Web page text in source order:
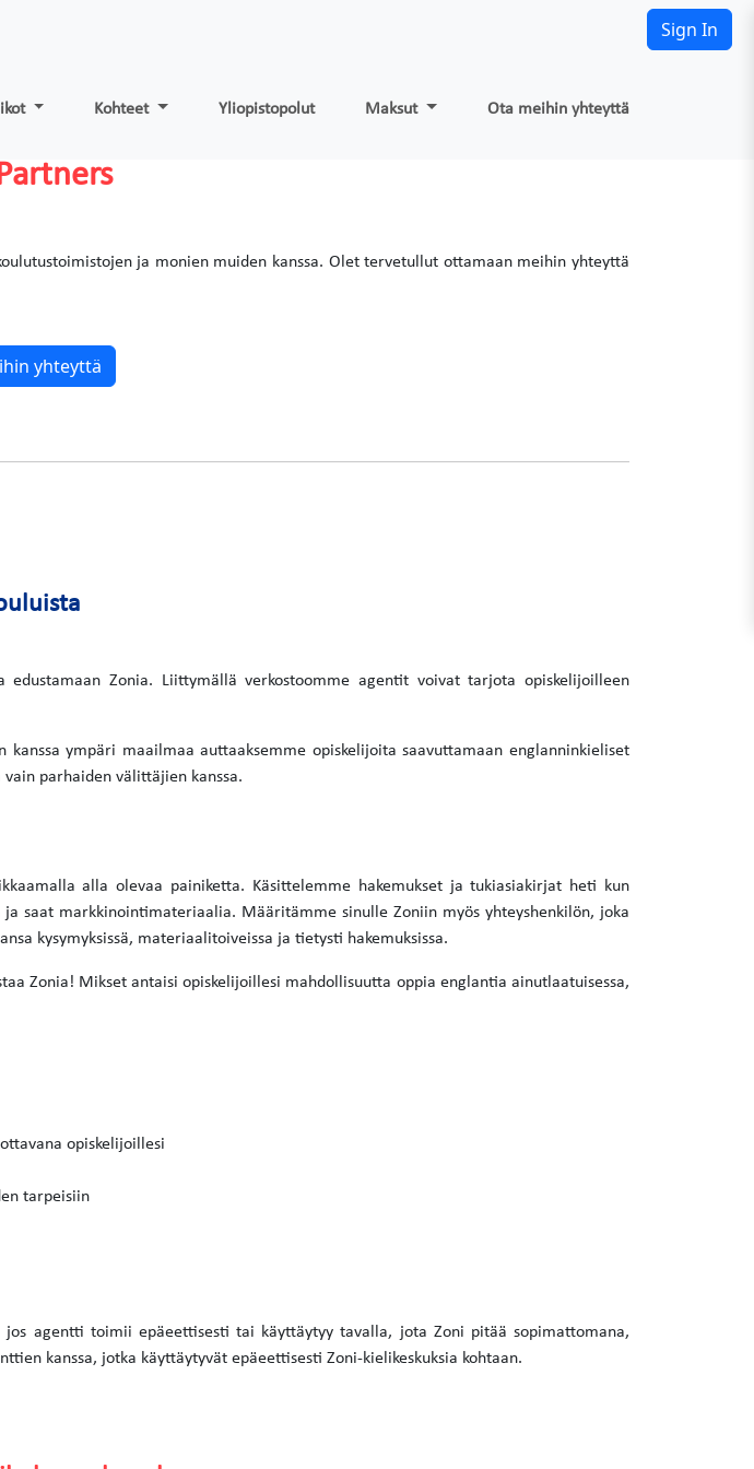
Sign In
Kohteet Yliopistopolut Maksut Ota meihin yhteyttä
ja monien muiden kanssa. Olet tervetullut ottamaan meihin yhteyttä
yhteyttä
Zonia. Liittymällä verkostoomme agentit voivat tarjota opiskelijoilleen
ympäri maailmaa auttaaksemme opiskelijoita saavuttamaan englanninkieliset
parhaiden välittäjien kanssa.
alla olevaa painiketta. Käsittelemme hakemukset ja tukiasiakirjat heti kun
saat markkinointimateriaalia. Määritämme sinulle Zoniin myös yhteyshenkilön, joka
kysymyksissä, materiaalitoiveissa ja tietysti hakemuksissa.
Zonia! Mikset antaisi opiskelijoillesi mahdollisuutta oppia englantia ainutlaatuisessa,
opiskelijoillesi
tarpeisiin
agentti toimii epäeettisesti tai käyttäytyy tavalla, jota Zoni pitää sopimattomana,
kanssa, jotka käyttäytyvät epäeettisesti Zoni-kielikeskuksia kohtaan.